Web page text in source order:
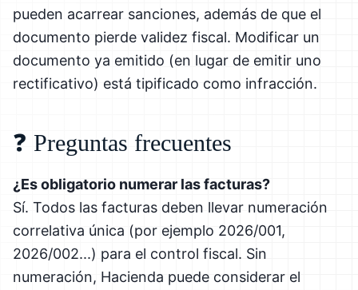
pueden acarrear sanciones, además de que el
documento pierde validez fiscal. Modificar un
documento ya emitido (en lugar de emitir uno
rectificativo) está tipificado como infracción.
❓ Preguntas frecuentes
¿Es obligatorio numerar las facturas?
Sí. Todos las facturas deben llevar numeración
correlativa única (por ejemplo 2026/001,
2026/002...) para el control fiscal. Sin
numeración, Hacienda puede considerar el